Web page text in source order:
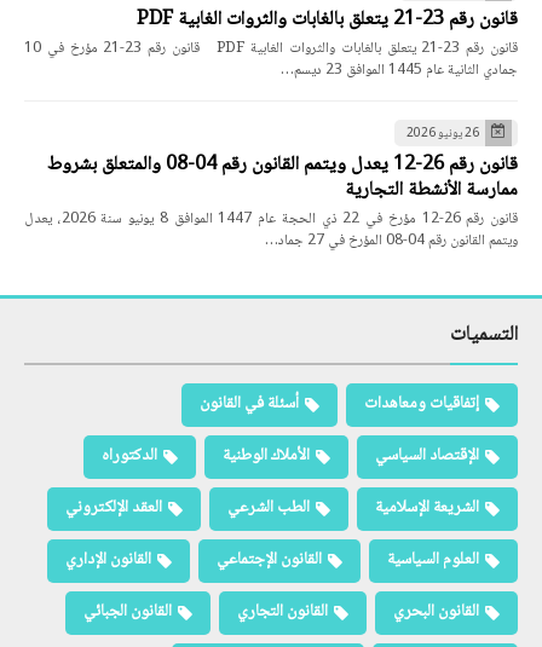
قانون رقم 23-21 يتعلق بالغابات والثروات الغابية PDF
قانون رقم 23-21 يتعلق بالغابات والثروات الغابية PDF قانون رقم 23-21 مؤرخ في 10
جمادي الثانية عام 1445 الموافق 23 ديسم…
26 يونيو 2026
قانون رقم 26-12 يعدل ويتمم القانون رقم 04-08 والمتعلق بشروط
ممارسة الأنشطة التجارية
قانون رقم 26-12 مؤرخ في 22 ذي الحجة عام 1447 الموافق 8 يونيو سنة 2026، يعدل
ويتمم القانون رقم 04-08 المؤرخ في 27 جماد…
التسميات
إتفاقيات ومعاهدات
أسئلة في القانون
الإقتصاد السياسي
الأملاك الوطنية
الدكتوراه
الشريعة الإسلامية
الطب الشرعي
العقد الإلكتروني
العلوم السياسية
القانون الإجتماعي
القانون الإداري
القانون البحري
القانون التجاري
القانون الجبائي